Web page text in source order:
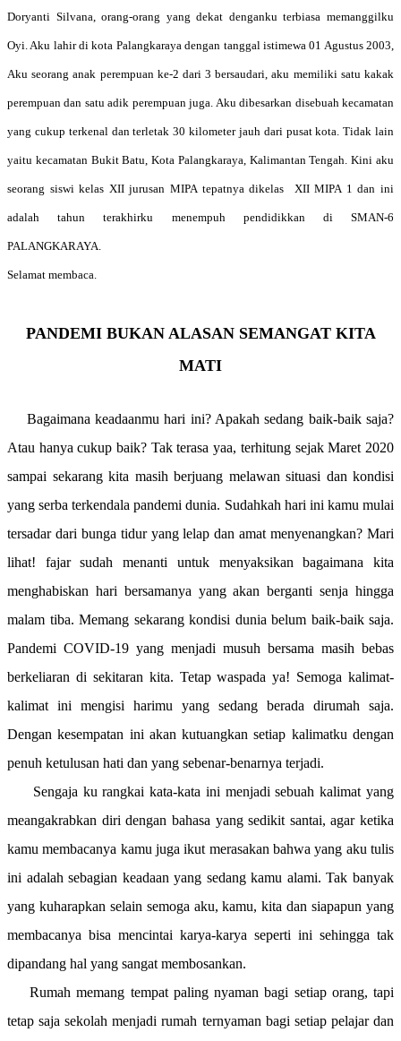
Doryanti Silvana, orang-orang yang dekat denganku terbiasa memanggilku
Oyi. Aku lahir di kota Palangkaraya dengan tanggal istimewa 01 Agustus 2003,
Aku seorang anak perempuan ke-2 dari 3 bersaudari, aku memiliki satu kakak
perempuan dan satu adik perempuan juga. Aku dibesarkan disebuah kecamatan
yang cukup terkenal dan terletak 30 kilometer jauh dari pusat kota. Tidak lain
yaitu kecamatan Bukit Batu, Kota Palangkaraya, Kalimantan Tengah. Kini aku
seorang siswi kelas XII jurusan MIPA tepatnya dikelas XII MIPA 1 dan ini
adalah tahun terakhirku menempuh pendidikkan di SMAN-6
PALANGKARAYA.
Selamat membaca.
PANDEMI BUKAN ALASAN SEMANGAT KITA
MATI
Bagaimana keadaanmu hari ini? Apakah sedang baik-baik saja?
Atau hanya cukup baik? Tak terasa yaa, terhitung sejak Maret 2020
sampai sekarang kita masih berjuang melawan situasi dan kondisi
yang serba terkendala pandemi dunia. Sudahkah hari ini kamu mulai
tersadar dari bunga tidur yang lelap dan amat menyenangkan? Mari
lihat! fajar sudah menanti untuk menyaksikan bagaimana kita
menghabiskan hari bersamanya yang akan berganti senja hingga
malam tiba. Memang sekarang kondisi dunia belum baik-baik saja.
Pandemi COVID-19 yang menjadi musuh bersama masih bebas
berkeliaran di sekitaran kita. Tetap waspada ya! Semoga kalimat-
kalimat ini mengisi harimu yang sedang berada dirumah saja.
Dengan kesempatan ini akan kutuangkan setiap kalimatku dengan
penuh ketulusan hati dan yang sebenar-benarnya terjadi.
Sengaja ku rangkai kata-kata ini menjadi sebuah kalimat yang
meangakrabkan diri dengan bahasa yang sedikit santai, agar ketika
kamu membacanya kamu juga ikut merasakan bahwa yang aku tulis
ini adalah sebagian keadaan yang sedang kamu alami. Tak banyak
yang kuharapkan selain semoga aku, kamu, kita dan siapapun yang
membacanya bisa mencintai karya-karya seperti ini sehingga tak
dipandang hal yang sangat membosankan.
Rumah memang tempat paling nyaman bagi setiap orang, tapi
tetap saja sekolah menjadi rumah ternyaman bagi setiap pelajar dan